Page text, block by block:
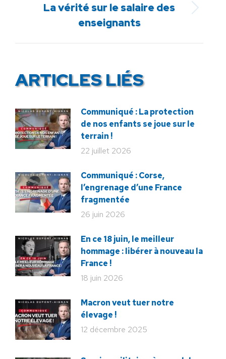
Article
suivant
La vérité sur le salaire des
enseignants
ARTICLES LIÉS
Communiqué : La protection
de nos enfants se joue sur le
terrain !
22 juillet 2026
Communiqué : Corse,
l’engrenage d’une France
fragmentée
26 juin 2026
En ce 18 juin, le meilleur
hommage : libérer à nouveau la
France !
18 juin 2026
Macron veut tuer notre
élevage !
12 décembre 2025